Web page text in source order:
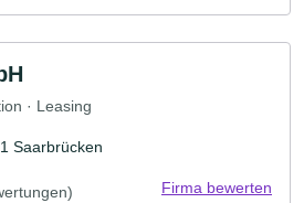
· Leasing
Saarbrücken
Firma bewerten